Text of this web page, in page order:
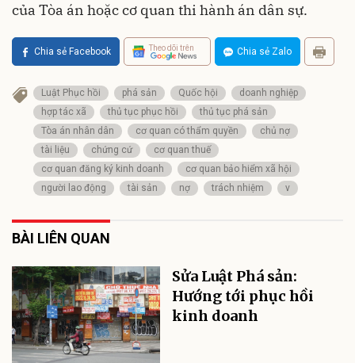
của Tòa án hoặc cơ quan thi hành án dân sự.
Chia sẻ Facebook Theo dõi trên Chia sẻ Zalo
Luật Phục hồi phá sản Quốc hội
doanh nghiệp
hợp tác xã
thủ tục phục hồi
thủ tục phá sản
Tòa án nhân dân
cơ quan có thẩm quyền
chủ nợ
tài liệu
chứng cứ
cơ quan thuế
cơ quan đăng ký kinh doanh
cơ quan bảo hiểm xã hội
người lao động
tài sản nợ trách nhiệm v
BÀI LIÊN QUAN
Sửa Luật Phá sản:
Hướng tới phục hồi
kinh doanh